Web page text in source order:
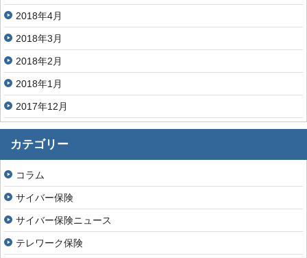
2018年4月
2018年3月
2018年2月
2018年1月
2017年12月
カテゴリー
コラム
サイバー保険
サイバー保険ニュース
テレワーク保険